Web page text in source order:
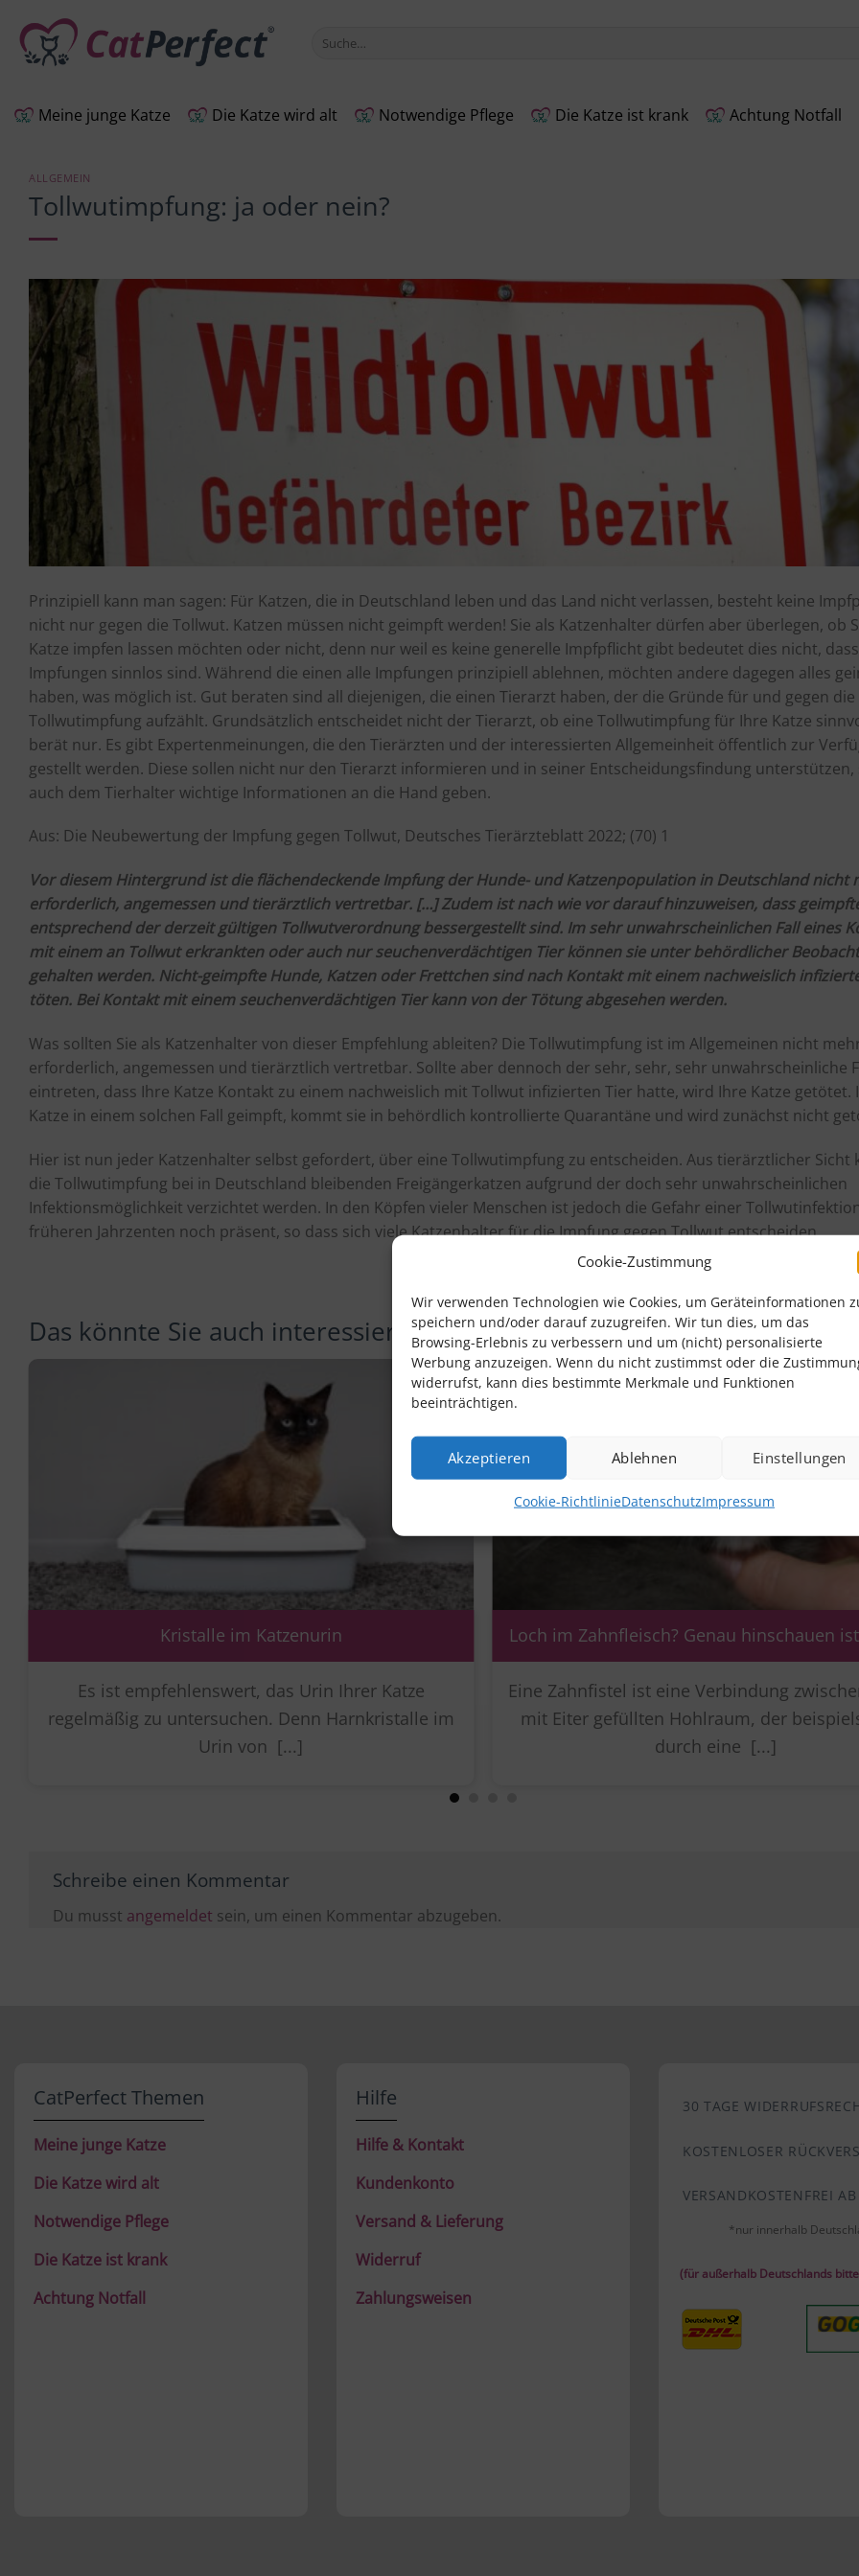
Cookie-Zustimmung
Wir verwenden Technologien wie Cookies, um Geräteinformationen
speichern und/oder darauf zuzugreifen. Wir tun dies, um das
Browsing-Erlebnis zu verbessern und um (nicht) personalisierte
Werbung anzuzeigen. Wenn du nicht zustimmst oder die
widerrufst, kann dies bestimmte Merkmale und Funktionen
beeinträchtigen.
Akzeptieren Ablehnen Einstellungen
Cookie-RichtlinieDatenschutzImpressum
Inhalt
springen
Suche
Meine junge Katze Die Katze wird alt Notwendige Pflege Die Katze ist krank Achtung Notfall
ALLGEMEIN
Tollwutimpfung: ja oder nein?
Prinzipiell kann man sagen: Für Katzen, die in Deutschland leben und das Land nicht verlassen, besteht keine
nicht nur gegen die Tollwut. Katzen müssen nicht geimpft werden! Sie als Katzenhalter dürfen aber überlegen, ob
Katze impfen lassen möchten oder nicht, denn nur weil es keine generelle Impfpflicht gibt bedeutet dies nicht, dass
Impfungen sinnlos sind. Während die einen alle Impfungen prinzipiell ablehnen, möchten andere dagegen alles
haben, was möglich ist. Gut beraten sind all diejenigen, die einen Tierarzt haben, der die Gründe für und gegen die
Tollwutimpfung aufzählt. Grundsätzlich entscheidet nicht der Tierarzt, ob eine Tollwutimpfung für Ihre Katze
berät nur. Es gibt Expertenmeinungen, die den Tierärzten und der interessierten Allgemeinheit öffentlich zur
gestellt werden. Diese sollen nicht nur den Tierarzt informieren und in seiner Entscheidungsfindung unterstützen,
auch dem Tierhalter wichtige Informationen an die Hand geben.
Aus: Die Neubewertung der Impfung gegen Tollwut, Deutsches Tierärzteblatt 2022; (70) 1
Vor diesem Hintergrund ist die flächendeckende Impfung der Hunde- und Katzenpopulation in Deutschland nicht
erforderlich, angemessen und tierärztlich vertretbar. […] Zudem ist nach wie vor darauf hinzuweisen, dass
entsprechend der derzeit gültigen Tollwutverordnung bessergestellt sind. Im sehr unwahrscheinlichen Fall eines
mit einem an Tollwut erkrankten oder auch nur seuchenverdächtigen Tier können sie unter behördlicher
gehalten werden. Nicht-geimpfte Hunde, Katzen oder Frettchen sind nach Kontakt mit einem nachweislich
töten. Bei Kontakt mit einem seuchenverdächtigen Tier kann von der Tötung abgesehen werden.
Was sollten Sie als Katzenhalter von dieser Empfehlung ableiten? Die Tollwutimpfung ist im Allgemeinen nicht
erforderlich, angemessen und tierärztlich vertretbar. Sollte aber dennoch der sehr, sehr, sehr unwahrscheinliche
eintreten, dass Ihre Katze Kontakt zu einem nachweislich mit Tollwut infizierten Tier hatte, wird Ihre Katze getötet.
Katze in einem solchen Fall geimpft, kommt sie in behördlich kontrollierte Quarantäne und wird zunächst nicht
Hier ist nun jeder Katzenhalter selbst gefordert, über eine Tollwutimpfung zu entscheiden. Aus tierärztlicher Sicht
die Tollwutimpfung bei in Deutschland bleibenden Freigängerkatzen aufgrund der doch sehr unwahrscheinlichen
Infektionsmöglichkeit verzichtet werden. In den Köpfen vieler Menschen ist jedoch die Gefahr einer
früheren Jahrzenten noch präsent, so dass sich viele Katzenhalter für die Impfung gegen Tollwut entscheiden.
Das könnte Sie auch interessieren:
Kristalle im Katzenurin
Es ist empfehlenswert, das Urin Ihrer Katze
regelmäßig zu untersuchen. Denn Harnkristalle im
Urin von [...]
Loch im Zahnfleisch? Genau hinschauen
Eine Zahnfistel ist eine Verbindung
mit Eiter gefüllten Hohlraum, der
durch eine [...]
Schreibe einen Kommentar
Du musst angemeldet sein, um einen Kommentar abzugeben.
CatPerfect Themen
Meine junge Katze
Die Katze wird alt
Notwendige Pflege
Die Katze ist krank
Achtung Notfall
Hilfe
Hilfe & Kontakt
Kundenkonto
Versand & Lieferung
Widerruf
Zahlungsweisen
30 TAGE
KOSTENLOSER
VERSANDKOSTENFREI
*nur innerhalb
(für außerhalb Deutschlands